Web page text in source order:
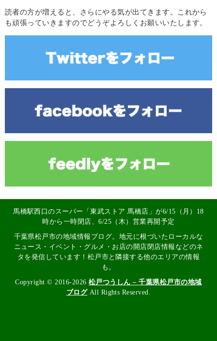
読者の方が増えると、さらにやる気が出てきます。これから
も頑張っていきますのでどうぞよろしくお願いいたします。
馬橋駅西口のスーパー「東武ストア 馬橋店」が6/15（月）18
時から一時閉店、6/25（木）営業再開予定
千葉県松戸市の地域情報ブログ。地元に根づいたローカルな
ニュース・イベント・グルメ・お店の開店閉店情報などのネ
タを発信しています！松戸市と隣接する他のエリアの情報
も。
Copyright © 2016-2026 松戸つうしん – 千葉県松戸市の地域
ブログAll Rights Reserved.